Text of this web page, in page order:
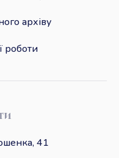
архіву
роботи
41